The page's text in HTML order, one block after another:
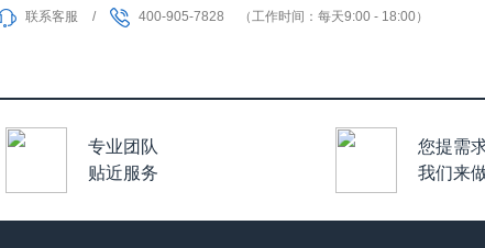
联系客服
/ 400-905-7828 （工作时间：每天9:00 - 18:00）
专业团队
贴近服务
您提需
我们来